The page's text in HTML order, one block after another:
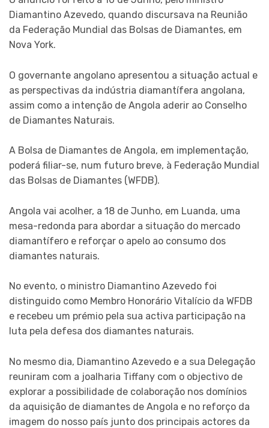
Diamantino Azevedo, quando discursava na Reunião
da Federação Mundial das Bolsas de Diamantes, em
Nova York.
O governante angolano apresentou a situação actual e
as perspectivas da indústria diamantífera angolana,
assim como a intenção de Angola aderir ao Conselho
de Diamantes Naturais.
A Bolsa de Diamantes de Angola, em implementação,
poderá filiar-se, num futuro breve, à Federação Mundial
das Bolsas de Diamantes (WFDB).
Angola vai acolher, a 18 de Junho, em Luanda, uma
mesa-redonda para abordar a situação do mercado
diamantífero e reforçar o apelo ao consumo dos
diamantes naturais.
No evento, o ministro Diamantino Azevedo foi
distinguido como Membro Honorário Vitalício da WFDB
e recebeu um prémio pela sua activa participação na
luta pela defesa dos diamantes naturais.
No mesmo dia, Diamantino Azevedo e a sua Delegação
reuniram com a joalharia Tiffany com o objectivo de
explorar a possibilidade de colaboração nos domínios
da aquisição de diamantes de Angola e no reforço da
imagem do nosso país junto dos principais actores da